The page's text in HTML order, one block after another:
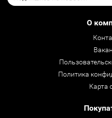
О
Политика
Карта